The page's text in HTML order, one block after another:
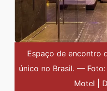
Espaço de encontro
único no Brasil. —
Motel |